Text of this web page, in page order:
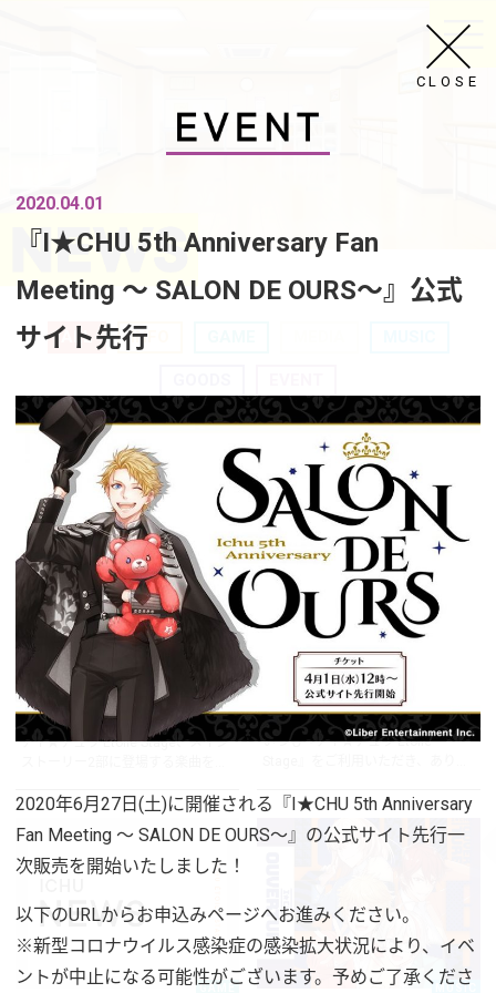
CLOSE
2020.04.01
『I★CHU 5th Anniversary Fan
Meeting ～ SALON DE OURS～』公式
サイト先行
2020年6月27日(土)に開催される『I★CHU 5th Anniversary
Fan Meeting ～ SALON DE OURS～』の公式サイト先行一
次販売を開始いたしました！
以下のURLからお申込みページへお進みください。
※新型コロナウイルス感染症の感染拡大状況により、イベ
ントが中止になる可能性がございます。予めご了承くださ
ALL INFO
MUSIC
2021.11.27
New Album「NOCTURNE」リ
リース決定！
アイ★チュウ Étoile Stage、メイン
2021.04.30
今後のアプリ運営について
いつも『アイ★チュウ Étoile
GAME MUSIC